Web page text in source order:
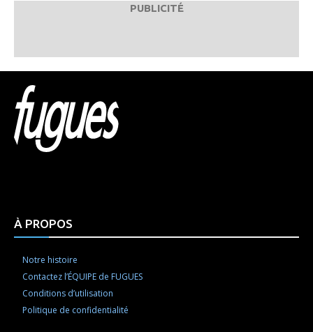
PUBLICITÉ
À PROPOS
Notre histoire
Contactez l’ÉQUIPE de FUGUES
Conditions d’utilisation
Politique de confidentialité